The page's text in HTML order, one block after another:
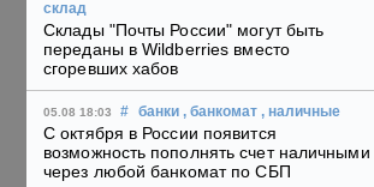
склад
Склады "Почты России" могут быть
переданы в Wildberries вместо
сгоревших хабов
05.08 18:03 # банки , банкомат , наличные
С октября в России появится
возможность пополнять счет наличными
через любой банкомат по СБП